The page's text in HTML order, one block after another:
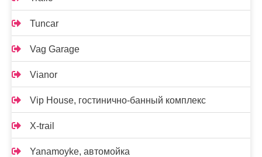
Tuncar
Vag Garage
Vianor
Vip House, гостинично-банный комплекс
X-trail
Yanamoyke, автомойка